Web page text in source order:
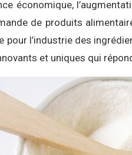
économique,
de produits
pour l’industrie des
et uniques qui